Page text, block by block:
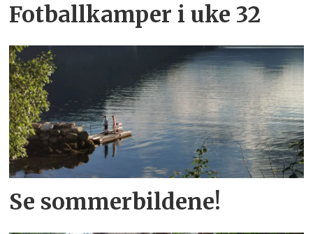
Fotballkamper i uke 32
Se sommerbildene!